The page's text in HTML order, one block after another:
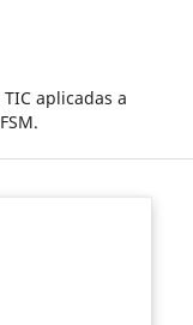
aplicadas a